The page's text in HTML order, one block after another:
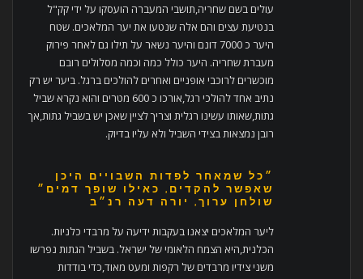
עולים בשם שחריה,תושבי המעברה הועסקו על ידי קק"ל
בנטיעת עצים והם אלה שנטעו את יער המלאכים. שטח
היער כ 7000 דונם והיער נשאר על תילו גם לאחר פירוק
מעברת שחריה. היער כולל כמה וכמה מסלולים רובם
מוכשרים לרוכבי אופניים ואחרים להולכים ברגל. ביער יש רק
נתיב אחד להולכי רגל,אורכו כ 600 מטרים והוא נקרא שביל
גתות,שאותו עשינו רגלית וצריך לציין שאכן יש בשביל גתות,אך
רובן נמצאות בצידי השביל ולא עליו בדיוק.
״כל שמאחר לפדות השבויים היכן
שאפשר להקדים, כאילו שופך דמים״
שולחן ערוך, יורה דעה רנ״ב
ליער המלאכים יצאנו בעקבות ידיעה על מרבדי כלניות.
הכלנית,היא הצמח הלאומי של ישראל. בשביל הגתות נפרשו
משני צידיו מרבדים של רקפות ומעט מאוד,כדי בודדות